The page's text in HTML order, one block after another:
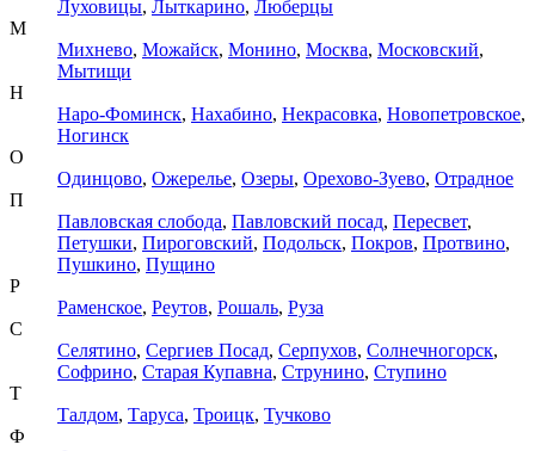
Луховицы, Лыткарино, Люберцы
М
Михнево, Можайск, Монино, Москва, Московский,
Мытищи
Н
Наро-Фоминск, Нахабино, Некрасовка, Новопетровское,
Ногинск
О
Одинцово, Ожерелье, Озеры, Орехово-Зуево, Отрадное
П
Павловская слобода, Павловский посад, Пересвет,
Петушки, Пироговский, Подольск, Покров, Протвино,
Пушкино, Пущино
Р
Раменское, Реутов, Рошаль, Руза
С
Селятино, Сергиев Посад, Серпухов, Солнечногорск,
Софрино, Старая Купавна, Струнино, Ступино
Т
Талдом, Таруса, Троицк, Тучково
Ф